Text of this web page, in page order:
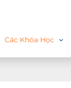
Các Khóa Học